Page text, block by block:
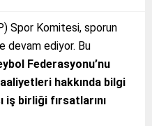
Spor Komitesi, sporun
devam ediyor. Bu
Federasyonu’nu
hakkında bilgi
iş birliği fırsatlarını